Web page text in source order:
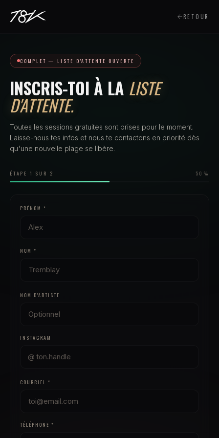
RETOUR
COMPLET — LISTE D'ATTENTE OUVERTE
INSCRIS-TOI À LA LISTE
D'ATTENTE.
Toutes les sessions gratuites sont prises pour le moment.
Laisse-nous tes infos et nous te contactons en priorité dès
qu'une nouvelle plage se libère.
ÉTAPE 1 SUR 2 50 %
PRÉNOM *
NOM *
NOM D'ARTISTE
INSTAGRAM
@
COURRIEL *
TÉLÉPHONE *